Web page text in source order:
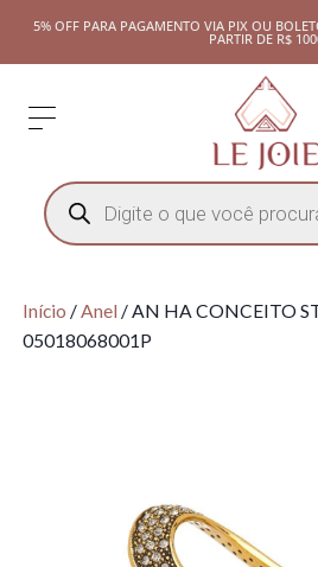
5% OFF PARA PAGAMENTO VIA PIX OU
PARTIR DE R$
Início /Anel / AN HA CONCEITO
05018068001P